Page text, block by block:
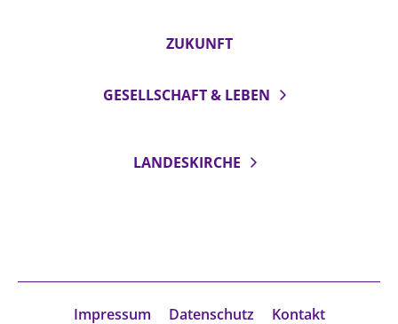
ZUKUNFT
GESELLSCHAFT & LEBEN
LANDESKIRCHE
Impressum Datenschutz Kontakt